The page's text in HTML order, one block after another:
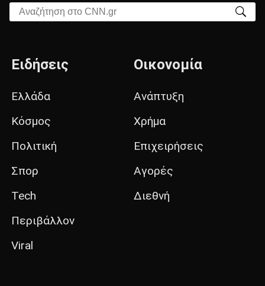
Αναζήτηση στο CNN.gr
Ειδήσεις
Ελλάδα
Κόσμος
Πολιτική
Σπορ
Tech
Περιβάλλον
Viral
Οικονομία
Ανάπτυξη
Χρήμα
Επιχειρήσεις
Αγορές
Διεθνή